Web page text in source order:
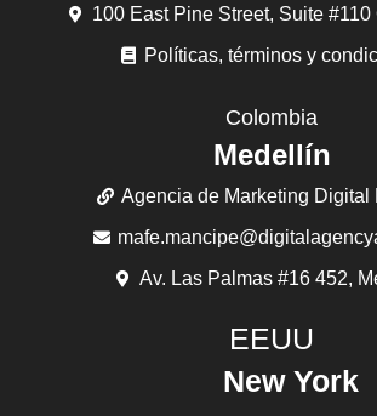
100 East Pine Street, Suite #110
Políticas, términos y
Colombia
Medellín
Agencia de Marketing Digital
Av. Las Palmas #16 452,
EEUU
New York